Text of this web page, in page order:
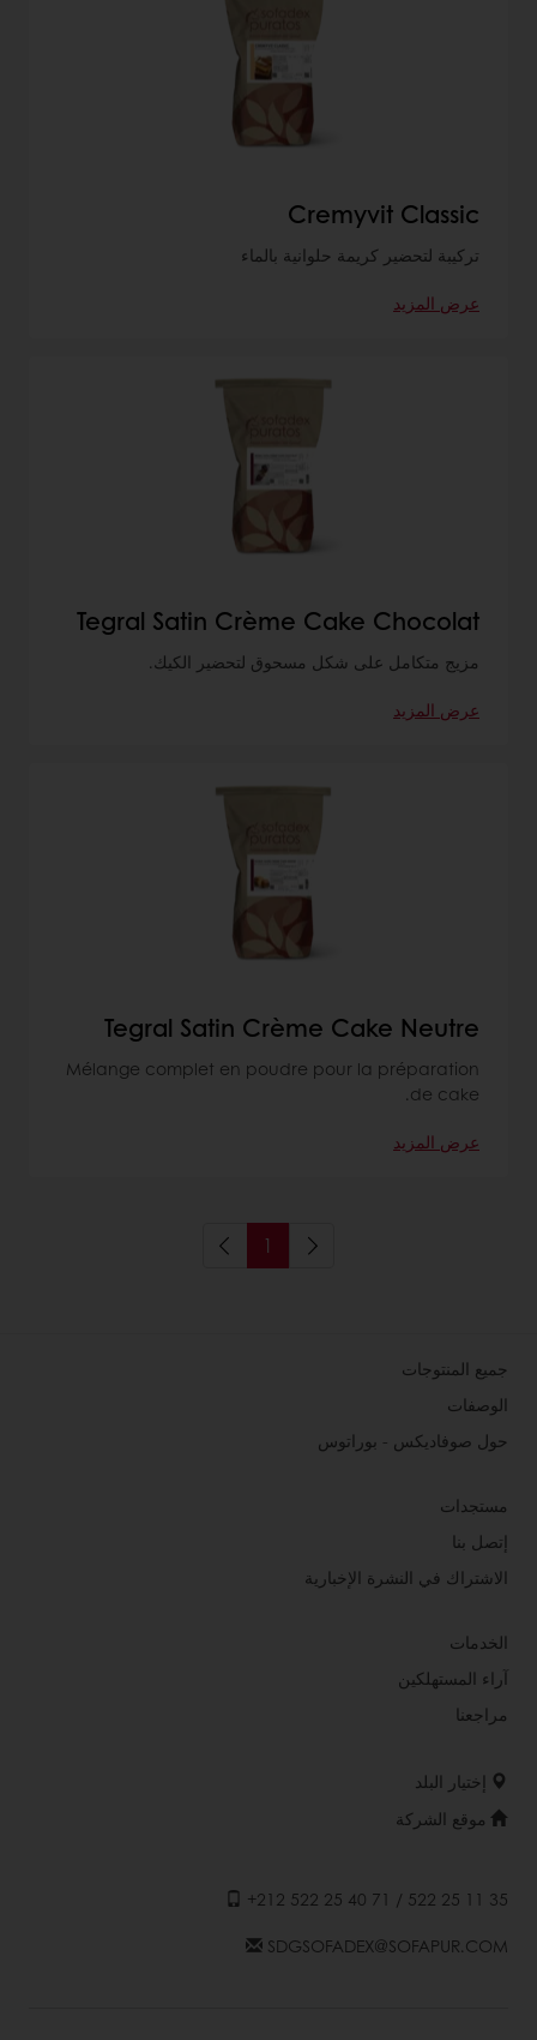
Cremyvit Classic
تركيبة لتحضير كريمة حلوانية بالماء
عرض المزيد
Tegral Satin Crème Cake Chocolat
مزيج متكامل على شكل مسحوق لتحضير الكيك.
عرض المزيد
Tegral Satin Crème Cake Neutre
Mélange complet en poudre pour la préparation
de cake.
عرض المزيد
1
جميع المنتوجات
الوصفات
حول صوفاديكس - بوراتوس
مستجدات
إتصل بنا
الاشتراك في النشرة الإخبارية
الخدمات
آراء المستهلكين
مراجعنا
إختيار البلد
موقع الشركة
+212 522 25 40 71 / 522 25 11 35
SDGSOFADEX@SOFAPUR.COM